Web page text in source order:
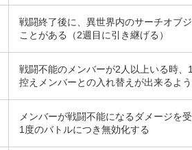
戦闘終了後に、異世界内のサーチオブ
ことがある（2週目に引き継げる）
戦闘不能のメンバーが2人以上いる時、
控えメンバーとの入れ替えが出来るよ
メンバーが戦闘不能になるダメージを
1度のバトルにつき無効化する